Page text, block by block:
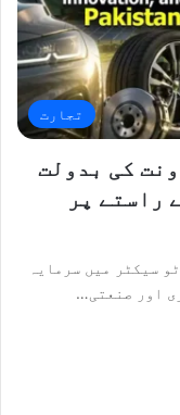
تجارت
کی بدولت
راستے پر
سیکٹر میں سرمایہ
اور صنعتی…